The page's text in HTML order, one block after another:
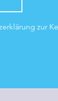
zur